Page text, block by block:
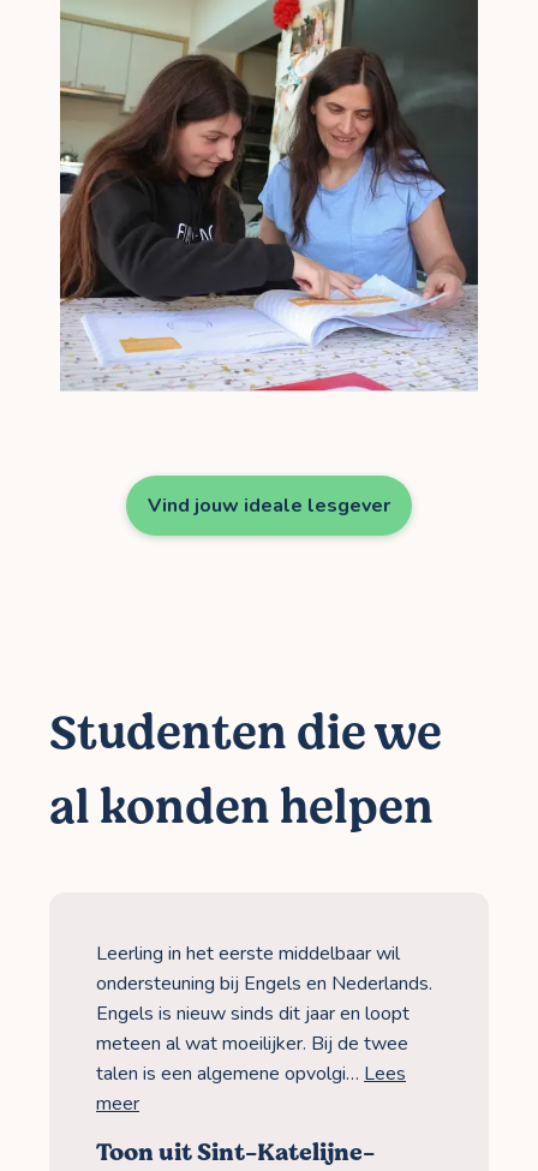
Vind jouw ideale lesgever
Studenten die we
al konden helpen
Leerling in het eerste middelbaar wil
ondersteuning bij Engels en Nederlands.
Engels is nieuw sinds dit jaar en loopt
meteen al wat moeilijker. Bij de twee
talen is een algemene opvolgi… Lees
meer
Toon uit Sint-Katelijne-